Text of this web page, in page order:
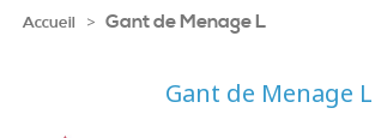
Accueil > Gant de Menage L
Gant de Menage L